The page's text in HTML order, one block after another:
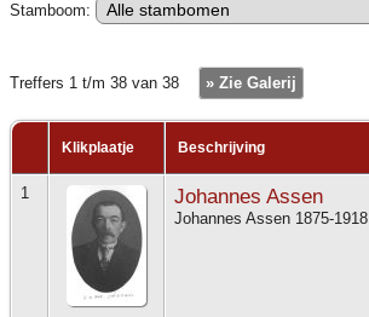
Stamboom:
Treffers 1 t/m 38 van 38 » Zie Galerij
Klikplaatje Beschrijving
1 Johannes Assen
Johannes Assen 1875-1918